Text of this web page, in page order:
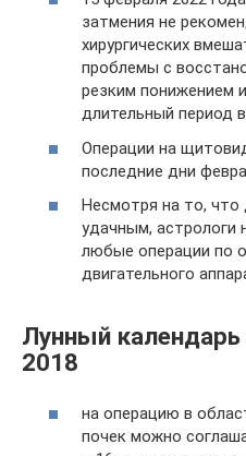
затмения не
хирургических
проблемы с
резким понижением
длительный период
Операции на
последние дни
Несмотря на то,
удачным, астрологи
любые операции по
двигательного
Лунный
2018
на операцию в
почек можно